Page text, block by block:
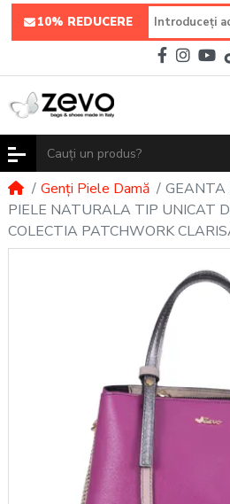
10% REDUCERE
Genți Piele Damă
GEANTA
PIELE NATURALA TIP UNICAT
COLECTIA PATCHWORK